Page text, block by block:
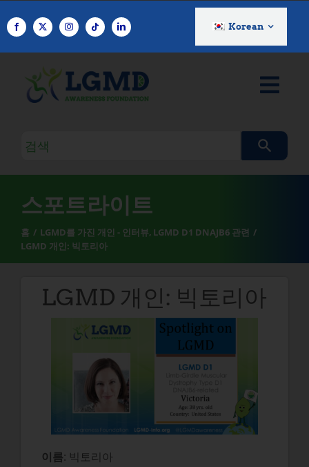
텐
Korean
검
쿼
리
스포트라이트
홈 LGMD를 가진 개인 - 인터뷰 LGMD D1 DNAJB6 관련
LGMD 개인: 빅토리아
LGMD 개인: 빅토리아
이름: 빅토리아